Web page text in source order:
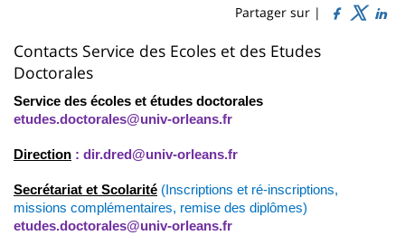
Partager sur |
Contenu
de
la
page
principale
Contacts Service des Ecoles et des Etudes
Doctorales
Service des écoles et études doctorales
etudes.doctorales@univ-orleans.fr
Direction : dir.dred@univ-orleans.fr
Secrétariat et Scolarité (Inscriptions et ré-inscriptions,
missions complémentaires, remise des diplômes)
etudes.doctorales@univ-orleans.fr